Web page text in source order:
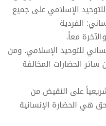
اﻹﺳﻼﻣﻲ ﻋﻠﻰ ﺟﻤﯿﻊ
اﻟﻔﺮدﻳﺔ
ﻣﻌﺎً.
ﻟﻠﺘﻮﺣﯿﺪ اﻹﺳﻼﻣﻲ. وﻣﻦ
اﻟﺤﻀﺎرات اﻟﻤﺨﺎﻟﻔﺔ
ﻋﻠﻰ اﻟﻨﻘﯿﺾ ﻣﻦ
ھﻲ اﻟﺤﻀﺎرة اﻹﻧﺴﺎﻧﯿﺔ